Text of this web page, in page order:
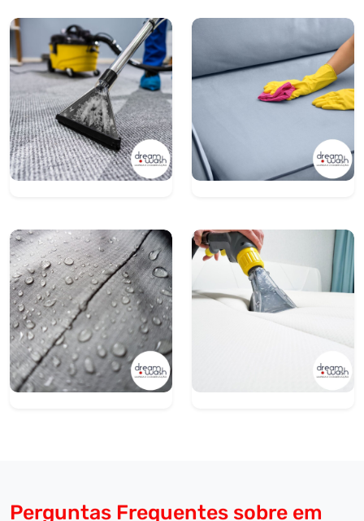
Perguntas Frequentes sobre em